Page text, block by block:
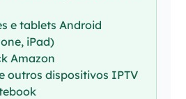
e tablets Android
iPad)
Amazon
outros dispositivos IPTV